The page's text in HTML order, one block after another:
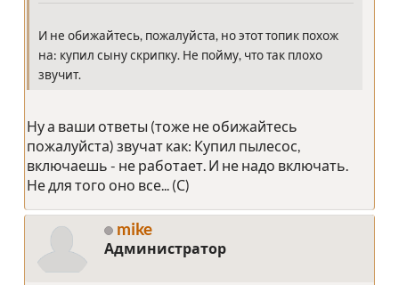
И не обижайтесь, пожалуйста, но этот топик похож
на: купил сыну скрипку. Не пойму, что так плохо
звучит.
Ну а ваши ответы (тоже не обижайтесь
пожалуйста) звучат как: Купил пылесос,
включаешь - не работает. И не надо включать.
Не для того оно все... (С)
mike
Администратор